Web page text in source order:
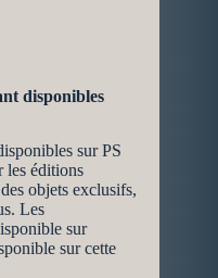
disponibles
sur PS
les éditions
objets exclusifs,
Les
sur
sur cette